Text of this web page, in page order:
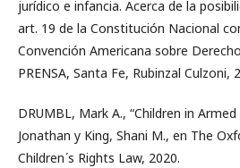
jurídico e infancia. Acerca de la
art. 19 de la Constitución Nacional
Convención Americana sobre
PRENSA, Santa Fe, Rubinzal Culzoni,
DRUMBL, Mark A., “Children in
Jonathan y King, Shani M., en The
Children ́s Rights Law, 2020.